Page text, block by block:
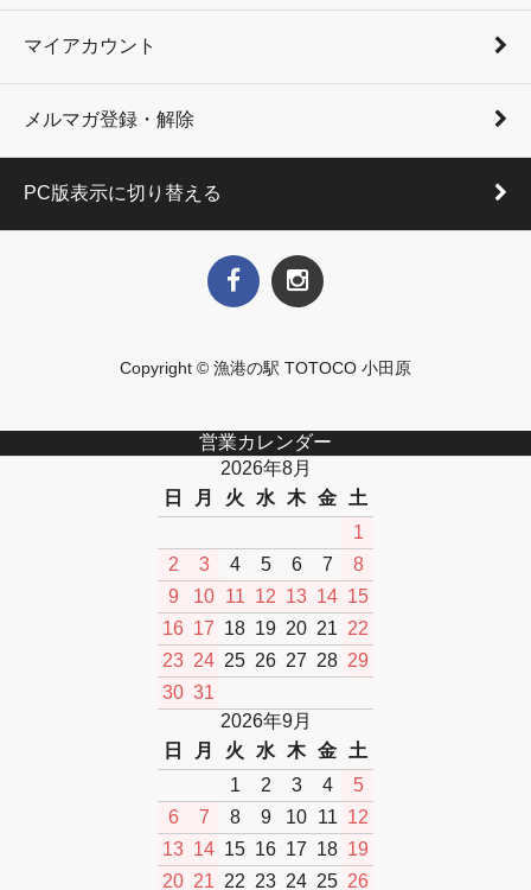
マイアカウント
メルマガ登録・解除
PC版表示に切り替える
Copyright © 漁港の駅 TOTOCO 小田原
営業カレンダー
2026年8月
日
月 火 水 木 金
土
1
2
3 4 5 6 7
8
9
10 11 12 13 14 15
16 17 18 19 20 21 22
23 24 25 26 27 28 29
30 31
2026年9月
日
月 火 水 木 金
土
1
2 3 4
5
6
7 8 9 10 11 12
13 14 15 16 17 18 19
20 21 22 23 24 25 26